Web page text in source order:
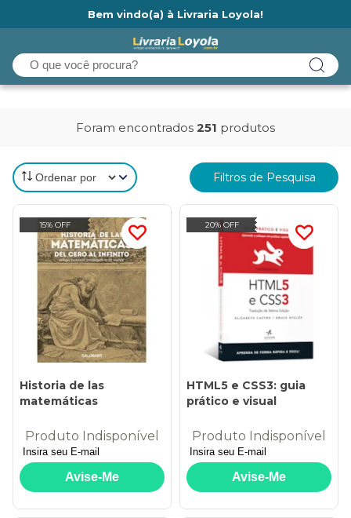
Bem vindo(a) à Livraria Loyola!
Foram encontrados 251 produtos
Filtros de Pesquisa
15% OFF
Historia de las
matemáticas
Produto Indisponível
20% OFF
HTML5 e CSS3: guia
prático e visual
Produto Indisponível